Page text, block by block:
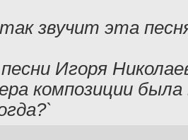
звучит эта
Игоря
композиции